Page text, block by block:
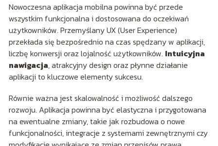
Nowoczesna aplikacja mobilna powinna być przede
wszystkim funkcjonalna i dostosowana do oczekiwań
użytkowników. Przemyślany UX (User Experience)
przekłada się bezpośrednio na czas spędzany w aplikacji,
liczbę konwersji oraz lojalność użytkowników. Intuicyjna
nawigacja, atrakcyjny design oraz płynne działanie
aplikacji to kluczowe elementy sukcesu.
Równie ważna jest skalowalność i możliwość dalszego
rozwoju. Aplikacja powinna być elastyczna i przygotowana
na ewentualne zmiany, takie jak rozbudowa o nowe
funkcjonalności, integracje z systemami zewnętrznymi czy